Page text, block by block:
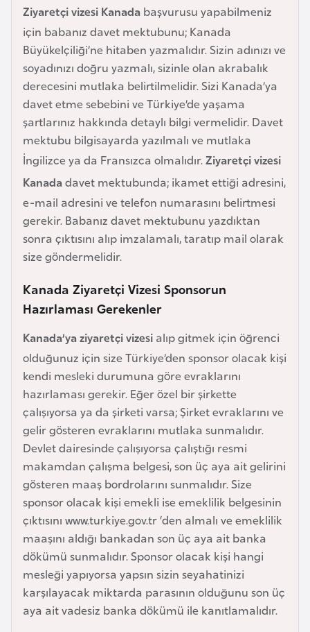
Ziyaretçi vizesi Kanada başvurusu yapabilmeniz
için babanız davet mektubunu; Kanada
Büyükelçiliği’ne hitaben yazmalıdır. Sizin adınızı ve
soyadınızı doğru yazmalı, sizinle olan akrabalık
derecesini mutlaka belirtilmelidir. Sizi Kanada’ya
davet etme sebebini ve Türkiye’de yaşama
şartlarınız hakkında detaylı bilgi vermelidir. Davet
mektubu bilgisayarda yazılmalı ve mutlaka
İngilizce ya da Fransızca olmalıdır.Ziyaretçi vizesi
Kanadadavet mektubunda; ikamet ettiği adresini,
e-mail adresini ve telefon numarasını belirtmesi
gerekir. Babanız davet mektubunu yazdıktan
sonra çıktısını alıp imzalamalı, taratıp mail olarak
size göndermelidir.
Kanada Ziyaretçi Vizesi Sponsorun
Hazırlaması Gerekenler
Kanada’ya ziyaretçi vizesi alıp gitmek için öğrenci
olduğunuz için size Türkiye’den sponsor olacak kişi
kendi mesleki durumuna göre evraklarını
hazırlaması gerekir. Eğer özel bir şirkette
çalışıyorsa ya da şirketi varsa; Şirket evraklarını ve
gelir gösteren evraklarını mutlaka sunmalıdır.
Devlet dairesinde çalışıyorsa çalıştığı resmi
makamdan çalışma belgesi, son üç aya ait gelirini
gösteren maaş bordrolarını sunmalıdır. Size
sponsor olacak kişi emekli ise emeklilik belgesinin
çıktısını www.turkiye.gov.tr ‘den almalı ve emeklilik
maaşını aldığı bankadan son üç aya ait banka
dökümü sunmalıdır. Sponsor olacak kişi hangi
mesleği yapıyorsa yapsın sizin seyahatinizi
karşılayacak miktarda parasının olduğunu son üç
aya ait vadesiz banka dökümü ile kanıtlamalıdır.
r
i
y
e
t
i
C
e
z
a
y
i
r
C
i
b
t
i
Ç
i
n
D
a
n
i
m
a
r